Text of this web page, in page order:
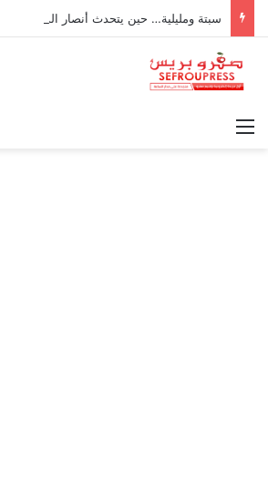
سبتة ومليلية… حين يتحدث أنصار الديمقراطية
القائمة